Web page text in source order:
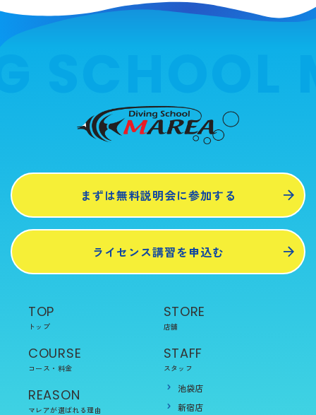
まずは無料説明会に参加する
ライセンス講習を申込む
TOP
トップ
COURSE
コース・料金
REASON
マレアが選ばれる理由
STORE
店舗
STAFF
スタッフ
池袋店
新宿店